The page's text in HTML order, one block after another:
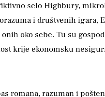
selo Highbury,
i društvenih igara,
oko sebe. Tu su
krije ekonomsku
romana, razuman i